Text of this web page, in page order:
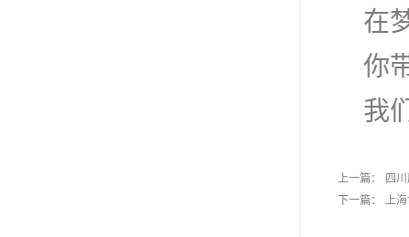
在
你
我
上一篇：
四
下一篇：
上